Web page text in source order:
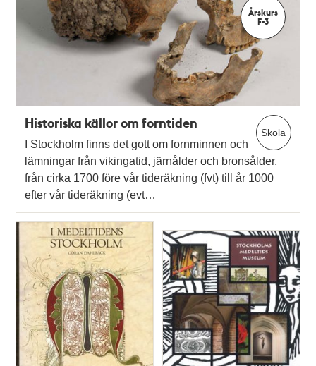
Årskurs
F-3
Skola
Historiska källor om forntiden
I Stockholm finns det gott om fornminnen och
lämningar från vikingatid, järnålder och bronsålder,
från cirka 1700 före vår tideräkning (fvt) till år 1000
efter vår tideräkning (evt…